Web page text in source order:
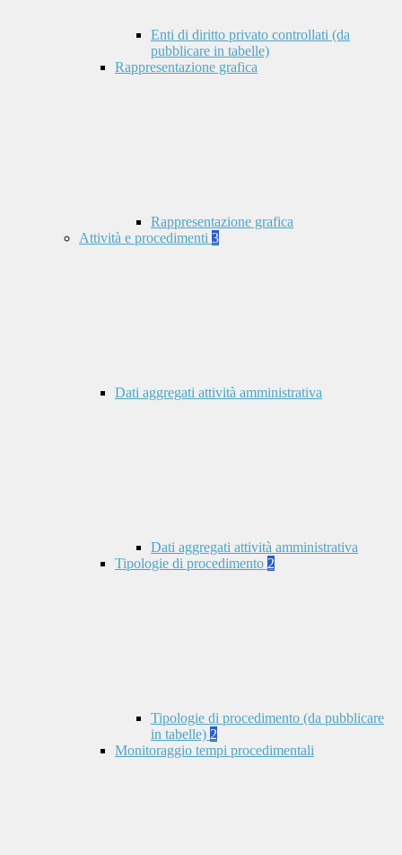
Enti di diritto privato controllati (da
pubblicare in tabelle)
Rappresentazione grafica
Rappresentazione grafica
Attività e procedimenti 3
Dati aggregati attività amministrativa
Dati aggregati attività amministrativa
Tipologie di procedimento 2
Tipologie di procedimento (da pubblicare
in tabelle) 2
Monitoraggio tempi procedimentali